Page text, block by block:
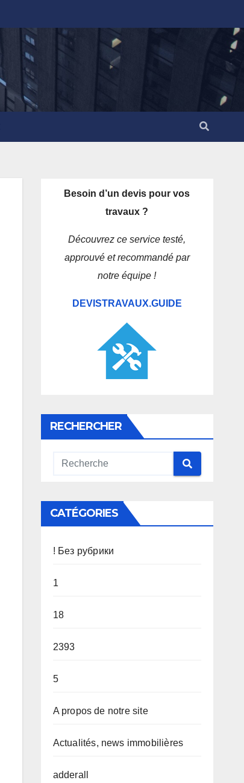
Besoin d’un devis pour vos
travaux ?
Découvrez ce service testé,
approuvé et recommandé par
notre équipe !
DEVISTRAVAUX.GUIDE
RECHERCHER
CATÉGORIES
! Без рубрики
1
18
2393
5
A propos de notre site
Actualités, news immobilières
adderall